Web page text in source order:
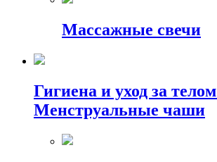
Массажные свечи
Гигиена и уход за
Менструальные чаши